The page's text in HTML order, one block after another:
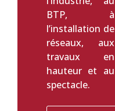
BTP, à
l’installation de
réseaux, aux
travaux en
hauteur et au
spectacle.